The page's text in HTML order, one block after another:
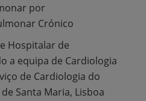
por
Crónico
Hospitalar de
a equipa de Cardiologia
de Cardiologia do
Santa Maria, Lisboa